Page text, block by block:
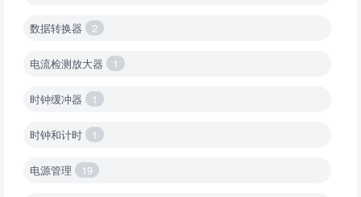
数据转换器 2
电流检测放大器 1
时钟缓冲器 1
时钟和计时 1
电源管理 19